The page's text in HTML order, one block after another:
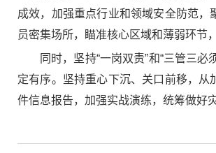
成效，加强重点行业和领域安全防范
员密集场所，瞄准核心区域和薄弱环节
同时，坚持“一岗双责”和“三管三
定有序。坚持重心下沉、关口前移，
件信息报告，加强实战演练，统筹做好